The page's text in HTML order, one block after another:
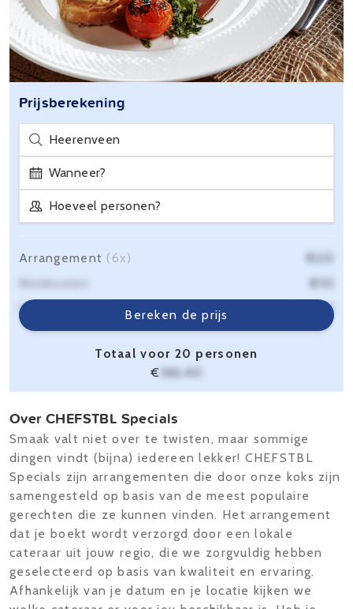
Prijsberekening
Heerenveen
Wanneer?
Hoeveel personen?
Bereken de prijs
Arrangement (6x)
€20
Reiskosten
€10
Servicekosten
€6,40
Totaal voor 20 personen
€ 166,40
Over CHEFSTBL Specials
Smaak valt niet over te twisten, maar sommige
dingen vindt (bijna) iedereen lekker! CHEFSTBL
Specials zijn arrangementen die door onze koks zijn
samengesteld op basis van de meest populaire
gerechten die ze kunnen vinden. Het arrangement
dat je boekt wordt verzorgd door een lokale
cateraar uit jouw regio, die we zorgvuldig hebben
geselecteerd op basis van kwaliteit en ervaring.
Afhankelijk van je datum en je locatie kijken we